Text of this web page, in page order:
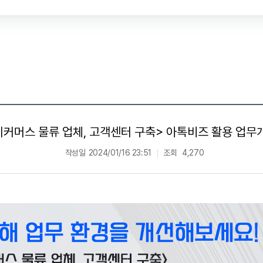
머스 물류 업체, 고객센터 구축> 아톡비즈 활용 업무
작성일 2024/01/16 23:51 조회 4,270